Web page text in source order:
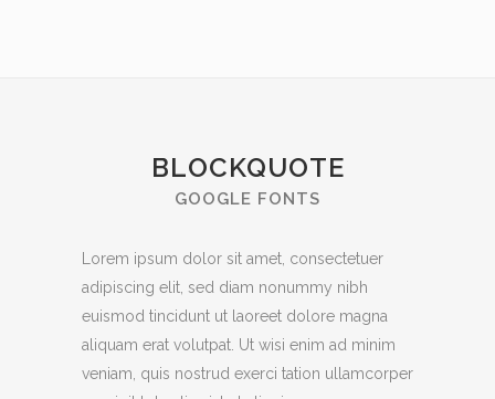
BLOCKQUOTE
GOOGLE FONTS
Lorem ipsum dolor sit amet, consectetuer
adipiscing elit, sed diam nonummy nibh
euismod tincidunt ut laoreet dolore magna
aliquam erat volutpat. Ut wisi enim ad minim
veniam, quis nostrud exerci tation ullamcorper